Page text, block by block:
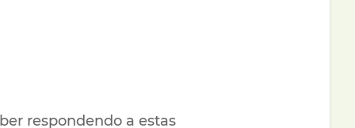
respondendo a estas